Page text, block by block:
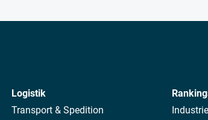
Logistik
Transport & Spedition